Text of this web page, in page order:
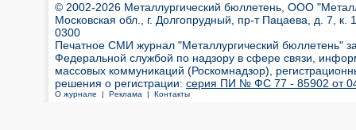
© 2002-2026 Металлургический бюллетень, ООО
Московская обл., г. Долгопрудный, пр-т Пацаева, д. 7,
0300
Печатное СМИ журнал "Металлургический бюллетень"
Федеральной службой по надзору в сфере связи,
массовых коммуникаций (Роскомнадзор),
решения о регистрации: серия ПИ № ФС 77 - 85902 от 04
О журнале | Реклама | Контакты